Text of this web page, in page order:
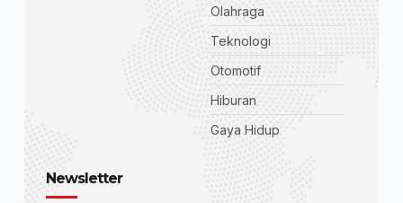
Olahraga
Teknologi
Otomotif
Hiburan
Gaya Hidup
Newsletter